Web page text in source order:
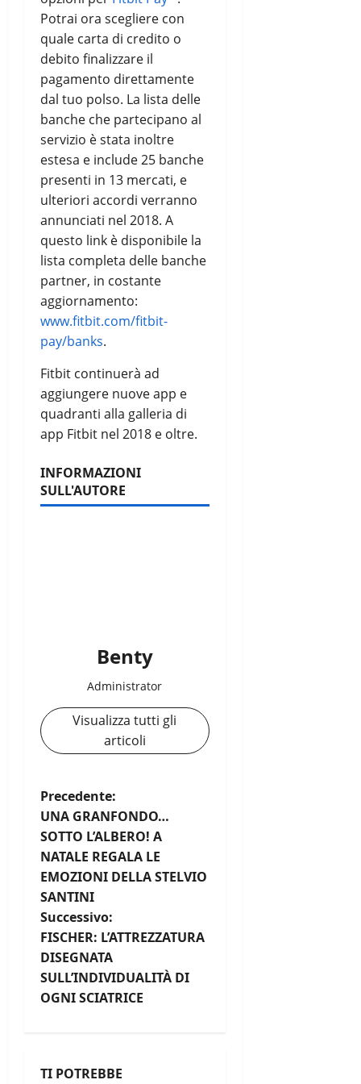
Potrai ora scegliere con
quale carta di credito o
debito finalizzare il
pagamento direttamente
dal tuo polso. La lista delle
banche che partecipano al
servizio è stata inoltre
estesa e include 25 banche
presenti in 13 mercati, e
ulteriori accordi verranno
annunciati nel 2018. A
questo link è disponibile la
lista completa delle banche
partner, in costante
aggiornamento:
www.fitbit.com/fitbit-
pay/banks.
Fitbit continuerà ad
aggiungere nuove app e
quadranti alla galleria di
app Fitbit nel 2018 e oltre.
INFORMAZIONI
SULL'AUTORE
Benty
Administrator
Visualizza tutti gli
articoli
N
a
v
i
g
a
z
o
Precedente:
UNA GRANFONDO…
SOTTO L’ALBERO! A
NATALE REGALA LE
EMOZIONI DELLA STELVIO
SANTINI
Successivo:
FISCHER: L’ATTREZZATURA
DISEGNATA
SULL’INDIVIDUALITÀ DI
OGNI SCIATRICE
TI POTREBBE